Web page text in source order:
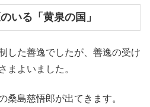
いる「黄泉の国」
した善逸でしたが、善逸の受け
まよいました。
桑島慈悟郎が出てきます。